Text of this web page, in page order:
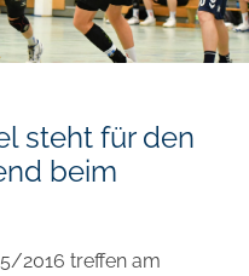
steht für den
beim
2016 treffen am